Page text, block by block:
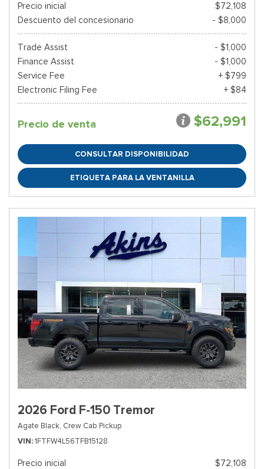
Precio inicial
$72,108
Descuento del concesionario
- $8,000
Trade Assist
- $1,000
Finance Assist
- $1,000
Service Fee
+ $799
Electronic Filing Fee
+ $84
Precio de venta $62,991
CONSULTAR DISPONIBILIDAD
ETIQUETA PARA LA VENTANILLA
2026 Ford F-150 Tremor
Agate Black, Crew Cab Pickup
VIN 1FTFW4L56TFB15128
Precio inicial
$72,108